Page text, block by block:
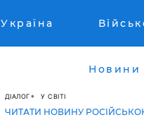
Україна
Новини
ДІАЛОГ У СВІТІ
ЧИТАТИ НОВИНУ